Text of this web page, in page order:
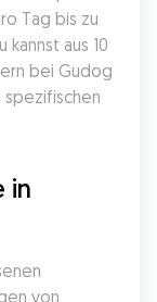
Tag bis zu
aus 10
bei Gudog
in
von